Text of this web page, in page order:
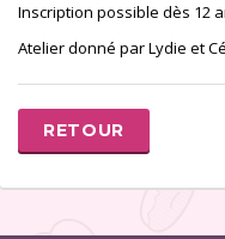
Inscription possible dès 12
Atelier donné par Lydie et
RETOUR